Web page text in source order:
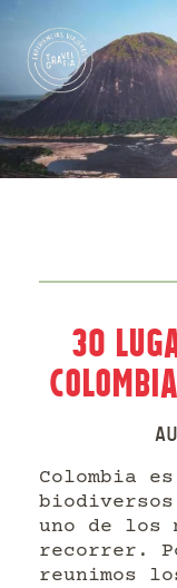
30
Colombia
uno de los
recorrer.
reunimos